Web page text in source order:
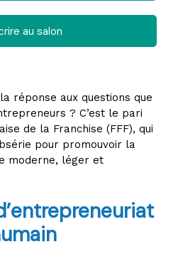
au salon
réponse aux questions que
? C’est le pari
de la Franchise (FFF), qui
pour promouvoir la
moderne, léger et